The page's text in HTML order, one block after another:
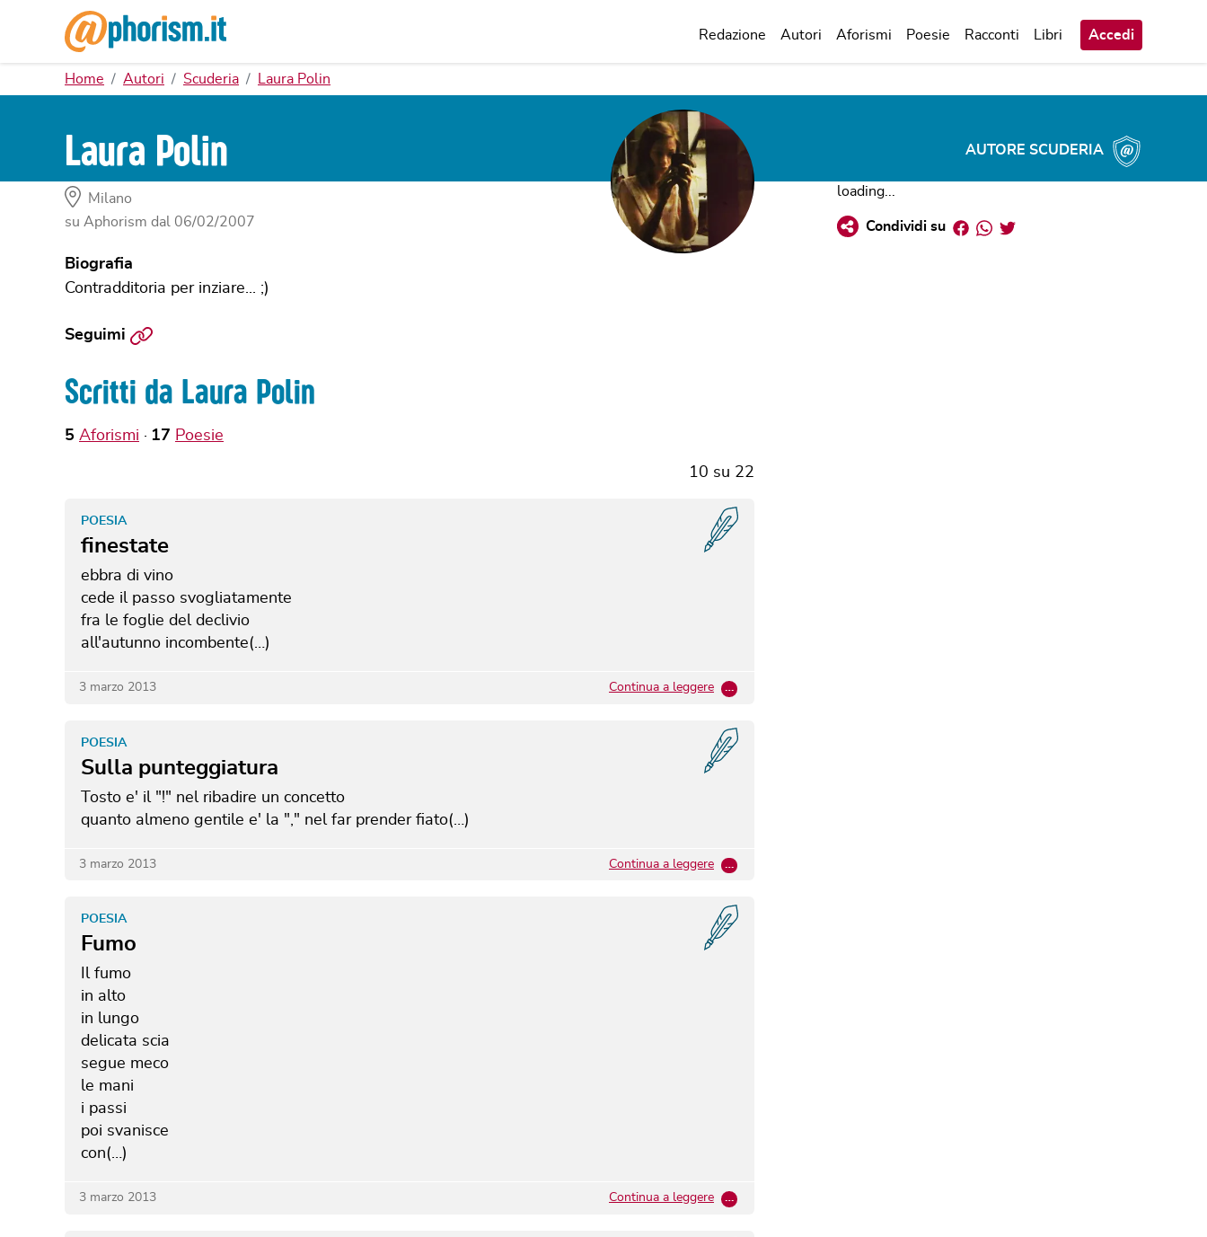
Redazione Autori Aforismi Poesie Racconti Libri Accedi
Home Autori Scuderia Laura Polin
Laura Polin AUTORE SCUDERIA
Milano
su Aphorism dal 06/02/2007
Biografia
Contradditoria per inziare... ;)
Seguimi Sito
Scritti da Laura Polin
5 Aforismi 17 Poesie
10 su 22
finestate
POESIA
ebbra di vino
cede il passo svogliatamente
fra le foglie del declivio
all'autunno incombente(…)
3 marzo 2013 Continua a leggere …
Sulla punteggiatura
POESIA
Tosto e' il "!" nel ribadire un concetto
quanto almeno gentile e' la "," nel far prender fiato(…)
3 marzo 2013 Continua a leggere …
Fumo
POESIA
Il fumo
in alto
in lungo
delicata scia
segue meco
le mani
i passi
poi svanisce
con(…)
3 marzo 2013 Continua a leggere …
loading...
Condividi su Facebook
Whatsapp
Twitter